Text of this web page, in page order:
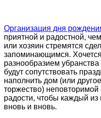
Организация дня
приятной и радостной,
или хозяин стремятся
запоминающимся.
разнообразием
будут сопутствовать
наполнить дом (или
торжество)
радости, чтобы каждый из
вновь и вновь.